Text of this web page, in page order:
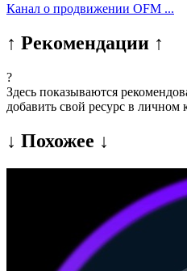
Канал о продвижении OFM ...
↑ Рекомендации ↑
?
Здесь показываются
добавить свой ресурс в личном
↓ Похожее ↓